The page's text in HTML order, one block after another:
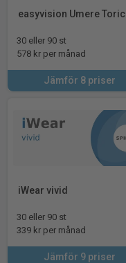
easyvision Umere Toric
30 eller 90 st
578 kr per månad
Jämför 8 priser
iWear vivid
30 eller 90 st
339 kr per månad
Jämför 9 priser